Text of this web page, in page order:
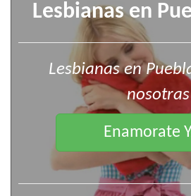
Lesbianas en
Lesbianas en
nosotras
Enamorate